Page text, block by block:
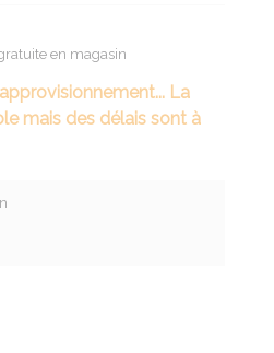
en magasin
La
mais des délais sont à